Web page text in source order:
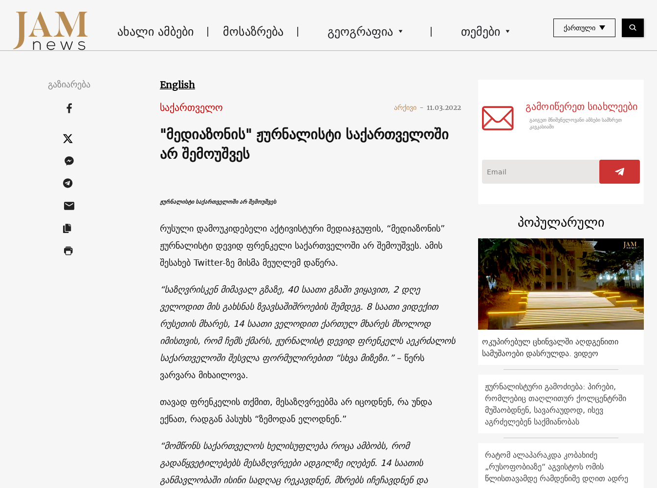
ახალი ამბები მოსაზრება გეოგრაფია თემები ᲥᲐᲠᲗᲣᲚᲘ
გაზიარება English
საქართველო არქივი - 11.03.2022
"მედიაზონის" ჟურნალისტი საქართველოში
არ შემოუშვეს
ჟურნალისტი საქართველოში არ შემოუშვეს
რუსული დამოუკიდებელი აქტივისტური მედიაჯგუფის, “მედიაზონის”
ჟურნალისტი დევიდ ფრენკელი საქართველოში არ შემოუშვეს. ამის
შესახებ Twitter-ზე მისმა მეუღლემ დაწერა.
“საზღვრისკენ მიმავალ გზაზე, 40 საათი გზაში ვიყავით, 2 დღე
ველოდით მის გახსნას ზვავსაშიშროების შემდეგ. 8 საათი ვიდექით
რუსეთის მხარეს, 14 საათი ველოდით ქართულ მხარეს მხოლოდ
იმისთვის, რომ ჩემს ქმარს, ჟურნალისტ დევიდ ფრენკელს აეკრძალოს
საქართველოში შესვლა ფორმულირებით “სხვა მიზეზი.”– წერს
ვარვარა მიხაილოვა.
თავად ფრენკელის თქმით, მესაზღვრეებმა არ იცოდნენ, რა უნდა
ექნათ, რადგან პასუხს “ზემოდან ელოდნენ.”
“მომწონს საქართველოს ხელისუფლება როცა ამბობს, რომ
გადაწყვეტილებებს მესაზღვრეები ადგილზე იღებენ. 14 საათის
განმავლობაში ისინი სადღაც რეკავდნენ, მხრებს იჩეჩავდნენ და
გამოიწერეთ სიახლეები
გაიგეთ მნიშვნელოვანი ამბები სამხრეთ
კავკასიაში
პოპულარული
ოკუპირებულ ცხინვალში აღდგენითი
სამუშაოები დასრულდა. ვიდეო
ჟურნალისტური გამოძიება: პირები,
რომლებიც თაღლითურ ქოლცენტრში
მუშაობდნენ, სავარაუდოდ, ისევ
აგრძელებენ საქმიანობას
რატომ ალაპარაკდა კობახიძე
„რუსოფობიაზე“ აგვისტოს ომის
წლისთავამდე რამდენიმე დღით ადრე